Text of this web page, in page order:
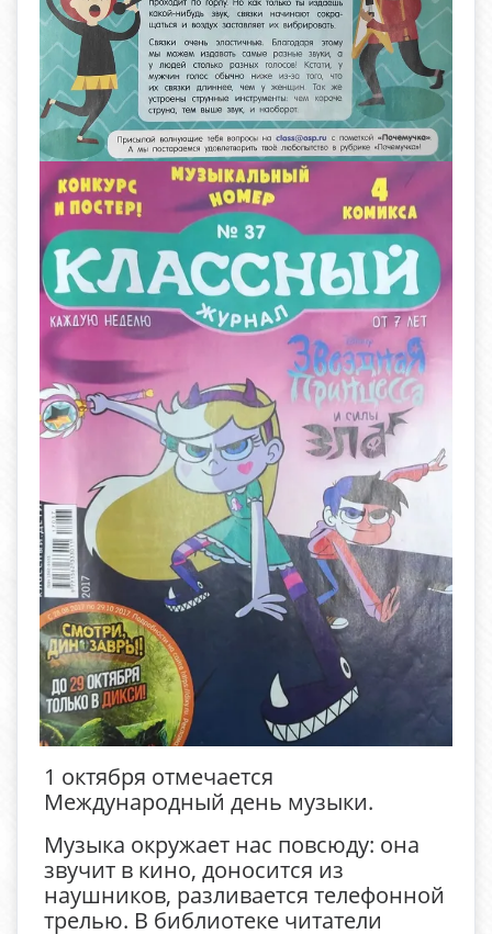
1 октября отмечается
Международный день музыки.
Музыка окружает нас повсюду: она
звучит в кино, доносится из
наушников, разливается телефонной
трелью. В библиотеке читатели